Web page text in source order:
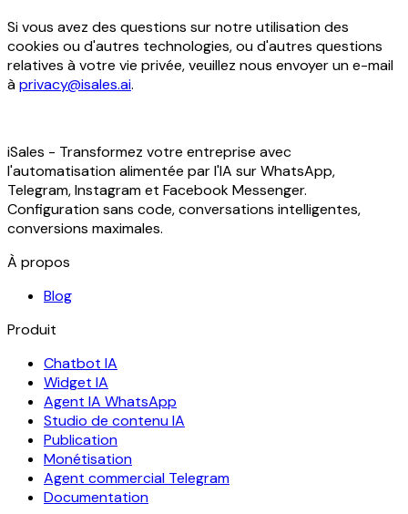
Si vous avez des questions sur notre utilisation des
cookies ou d'autres technologies, ou d'autres questions
relatives à votre vie privée, veuillez nous envoyer un e-mail
àprivacy@isales.ai.
iSales - Transformez votre entreprise avec
l'automatisation alimentée par l'IA sur WhatsApp,
Telegram, Instagram et Facebook Messenger.
Configuration sans code, conversations intelligentes,
conversions maximales.
À propos
Blog
Produit
Chatbot IA
Widget IA
Agent IA WhatsApp
Studio de contenu IA
Publication
Monétisation
Agent commercial Telegram
Documentation